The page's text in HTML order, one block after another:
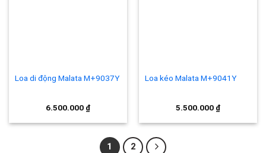
Loa di động Malata M+9037Y
6.500.000 ₫
Loa kéo Malata M+9041Y
5.500.000 ₫
1 2